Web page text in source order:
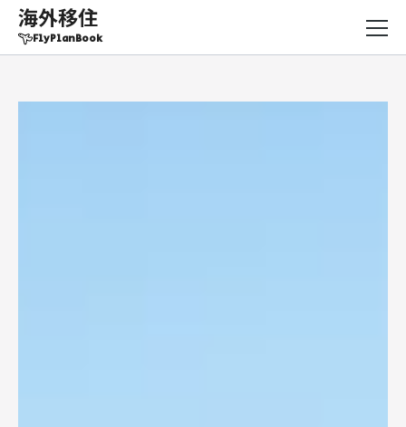
海外移住
FlyPlanBook